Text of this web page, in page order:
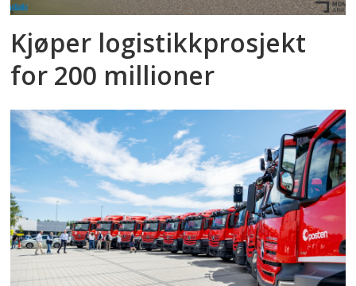
Kjøper logistikkprosjekt
for 200 millioner